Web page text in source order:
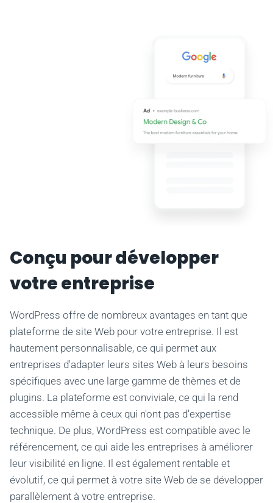
Conçu pour développer
votre entreprise
WordPress offre de nombreux avantages en tant que
plateforme de site Web pour votre entreprise. Il est
hautement personnalisable, ce qui permet aux
entreprises d'adapter leurs sites Web à leurs besoins
spécifiques avec une large gamme de thèmes et de
plugins. La plateforme est conviviale, ce qui la rend
accessible même à ceux qui n'ont pas d'expertise
technique. De plus, WordPress est compatible avec le
référencement, ce qui aide les entreprises à améliorer
leur visibilité en ligne. Il est également rentable et
évolutif, ce qui permet à votre site Web de se développer
parallèlement à votre entreprise.